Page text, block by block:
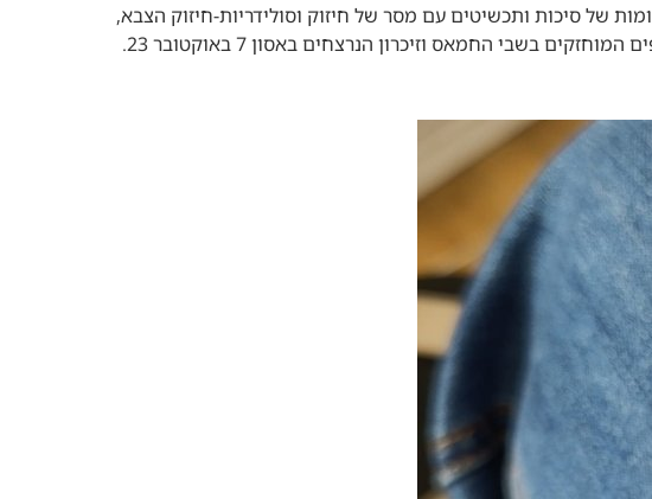
של סיכות ותכשיטים עם מסר של חיזוק וסולידריות-חיזוק הצבא,
בשבי החמאס וזיכרון הנרצחים באסון 7 באוקטובר 23.